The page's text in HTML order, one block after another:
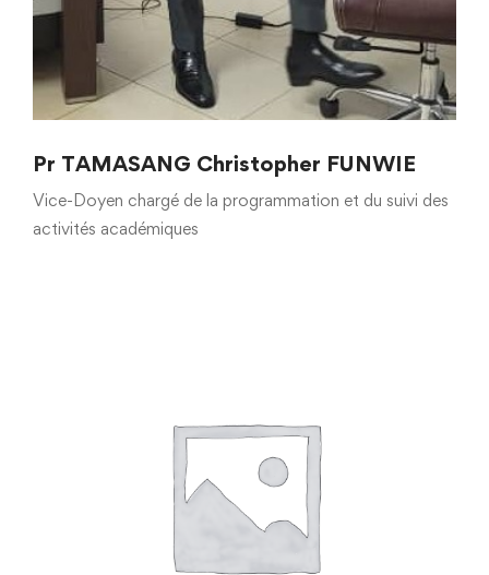
Pr TAMASANG Christopher FUNWIE
Vice-Doyen chargé de la programmation et du suivi des
activités académiques